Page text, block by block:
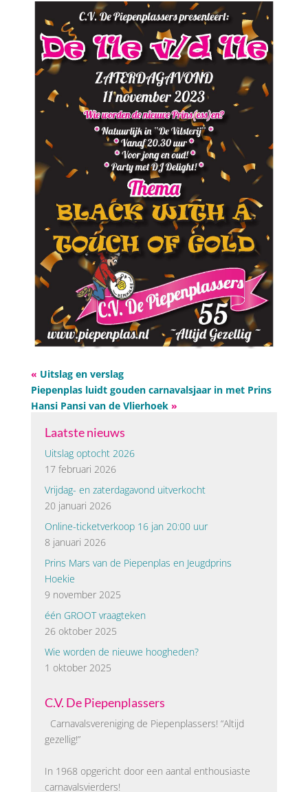
« Uitslag en verslag
Piepenplas luidt gouden carnavalsjaar in met Prins
Hansi Pansi van de Vlierhoek»
Laatste nieuws
Uitslag optocht 2026
17 februari 2026
Vrijdag- en zaterdagavond uitverkocht
20 januari 2026
Online-ticketverkoop 16 jan 20:00 uur
8 januari 2026
Prins Mars van de Piepenplas en Jeugdprins
Hoekie
9 november 2025
één GROOT vraagteken
26 oktober 2025
Wie worden de nieuwe hoogheden?
1 oktober 2025
C.V. De Piepenplassers
Carnavalsvereniging de Piepenplassers! “Altijd
gezellig!”
In 1968 opgericht door een aantal enthousiaste
carnavalsvierders!